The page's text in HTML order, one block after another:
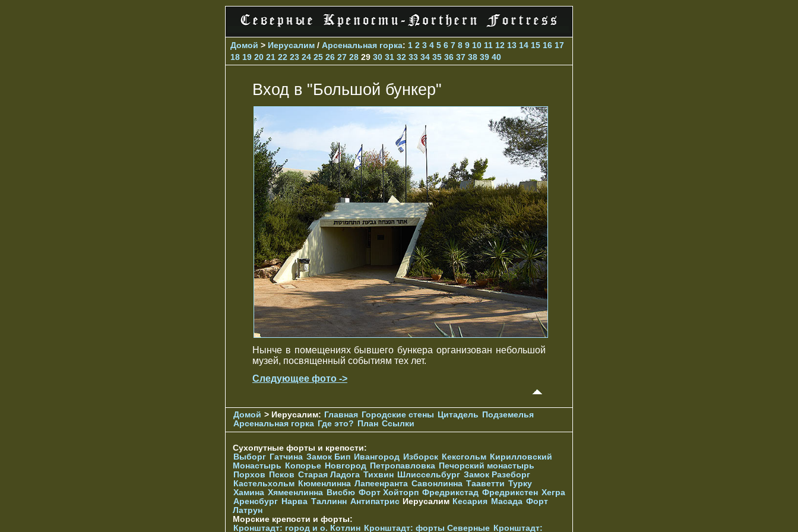
Домой > Иерусалим / Арсенальная горка: 1 2 3 4 5 6 7 8 9 10 11 12 13 14 15 16 17
18 19 20 21 22 23 24 25 26 27 28 29 30 31 32 33 34 35 36 37 38 39 40
Вход в "Большой бункер"
Нынче в помещениях бывшего бункера организован небольшой
музей, посвященный событиям тех лет.
Следующее фото ->
Домой > Иерусалим: Главная Городские стены Цитадель Подземелья
Арсенальная горка Где это? План Ссылки
Сухопутные форты и крепости:
Выборг Гатчина Замок Бип Ивангород Изборск Кексгольм Кирилловский
Монастырь Копорье Новгород Петропавловка Печорcкий монастырь
Порхов Псков Старая Ладога Тихвин Шлиссельбург Замок Разеборг
Кастельхольм Кюменлинна Лапеенранта Савонлинна Тааветти Турку
Хамина Хямеенлинна Висбю Форт Хойторп Фредрикстад Фредрикстен Хегра
Аренсбург Нарва Таллинн Антипатрис Иерусалим Кесария Масада Форт
Латрун
Морские крепости и форты:
Кронштадт: город и о. Котлин Кронштадт: форты Северные Кронштадт: